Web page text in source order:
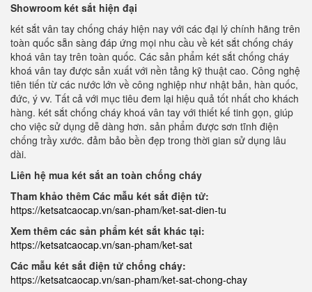
Showroom két sắt hiện đại
két sắt vân tay chống cháy hiện nay với các đại lý chính hãng trên
toàn quốc sẵn sàng đáp ứng mọi nhu cầu về két sắt chống cháy
khoá vân tay trên toàn quốc. Các sản phẩm két sắt chống cháy
khoá vân tay được sản xuất với nền tảng kỹ thuật cao. Công nghệ
tiên tiến từ các nước lớn về công nghiệp như nhật bản, hàn quốc,
đức, ý vv. Tất cả với mục tiêu đem lại hiệu quả tốt nhất cho khách
hàng. két sắt chống cháy khoá vân tay với thiết kế tinh gọn, giúp
cho việc sử dụng dễ dàng hơn. sản phẩm được sơn tĩnh điện
chống trầy xước. đảm bảo bền đẹp trong thời gian sử dụng lâu
dài.
Liên hệ mua két sắt an toàn chống cháy
Tham khảo thêm Các mẫu két sắt điện tử:
https://ketsatcaocap.vn/san-pham/ket-sat-dien-tu
Xem thêm các sản phẩm két sắt khác tại:
https://ketsatcaocap.vn/san-pham/ket-sat
Các mẫu két sắt điện tử chống cháy:
https://ketsatcaocap.vn/san-pham/ket-sat-chong-chay